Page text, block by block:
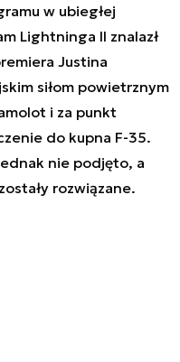
w ubiegłej
Lightninga II znalazł
Justina
siłom powietrznym
i za punkt
do kupna F-35.
nie podjęto, a
rozwiązane.